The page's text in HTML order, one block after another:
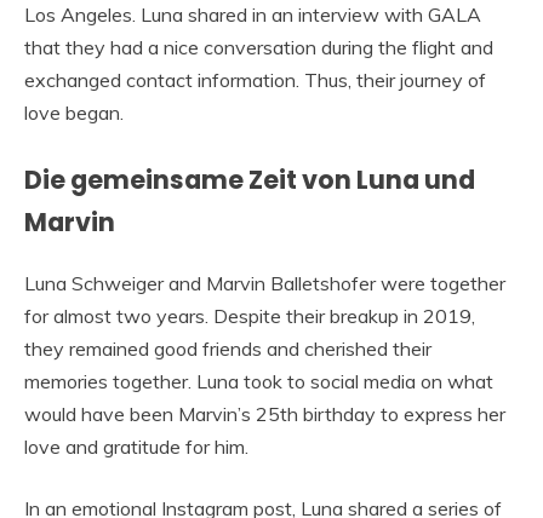
Los Angeles. Luna shared in an interview with GALA
that they had a nice conversation during the flight and
exchanged contact information. Thus, their journey of
love began.
Die gemeinsame Zeit von Luna und
Marvin
Luna Schweiger and Marvin Balletshofer were together
for almost two years. Despite their breakup in 2019,
they remained good friends and cherished their
memories together. Luna took to social media on what
would have been Marvin’s 25th birthday to express her
love and gratitude for him.
In an emotional Instagram post, Luna shared a series of